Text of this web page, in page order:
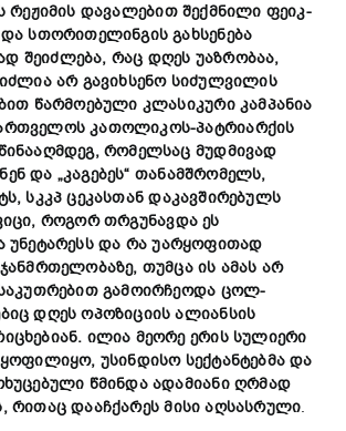
რეჟიმის დავალებით შექმნილი ფეიკ-
და სთორითელინგის გახსენება
შეიძლება, რაც დღეს უაზრობაა,
არ გავიხსენო სიძულვილის
წარმოებული კლასიკური კამპანია
კათოლიკოს-პატრიარქის
რომელსაც მუდმივად
და „კაგებეს“ თანამშრომელს,
სკკპ ცეკასთან დაკავშირებულს
როგორთრგუნავდაეს
უნეტარესსდა რა უარყოფითად
თუმცა ის ამას არ
გამოირჩეოდა ცოლ-
დღეს ოპოზიციის ალიანსის
ილია მეორე ერის სულიერი
უსინდისო სექტანტებმა და
წმინდა ადამიანი ღრმად
რითაც დააჩქარეს მისი აღსასრული.